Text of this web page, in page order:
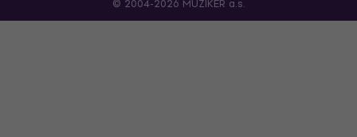
© 2004-2026 MUZIKER a.s.